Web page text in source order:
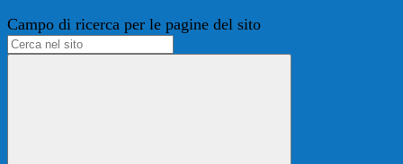
Campo di ricerca per le pagine del sito